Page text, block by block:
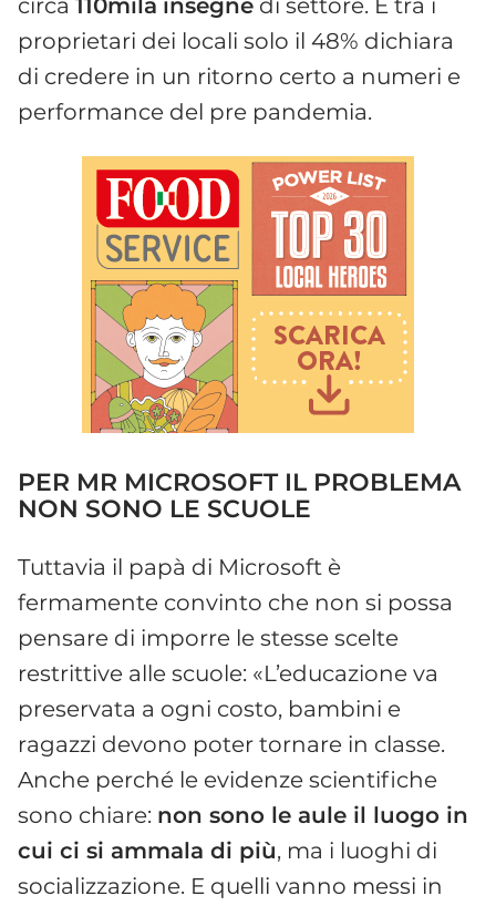
circa 110mila insegne di settore. E tra i
proprietari dei locali solo il 48% dichiara
di credere in un ritorno certo a numeri e
performance del pre pandemia.
PER MR MICROSOFT IL PROBLEMA
NON SONO LE SCUOLE
Tuttavia il papà di Microsoft è
fermamente convinto che non si possa
pensare di imporre le stesse scelte
restrittive alle scuole: «L’educazione va
preservata a ogni costo, bambini e
ragazzi devono poter tornare in classe.
Anche perché le evidenze scientifiche
sono chiare: non sono le aule il luogo in
cui ci si ammala di più, ma i luoghi di
socializzazione. E quelli vanno messi in